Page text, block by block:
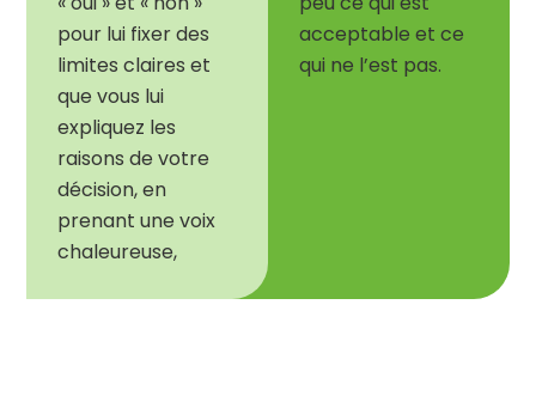
pour lui fixer des
limites claires et
que vous lui
expliquez les
raisons de votre
décision, en
prenant une voix
chaleureuse,
acceptable et ce
qui ne l’est pas.